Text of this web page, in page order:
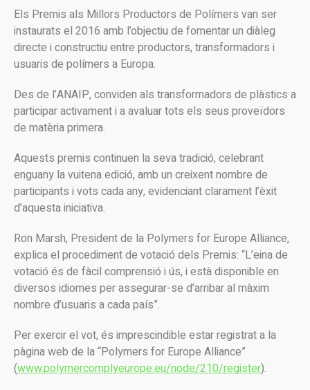
Els Premis als Millors Productors de Polímers van ser
instaurats el 2016 amb l’objectiu de fomentar un diàleg
directe i constructiu entre productors, transformadors i
usuaris de polímers a Europa.
Des de l’ANAIP, conviden als transformadors de plàstics a
participar activament i a avaluar tots els seus proveïdors
de matèria primera.
Aquests premis continuen la seva tradició, celebrant
enguany la vuitena edició, amb un creixent nombre de
participants i vots cada any, evidenciant clarament l’èxit
d’aquesta iniciativa.
Ron Marsh, President de la Polymers for Europe Alliance,
explica el procediment de votació dels Premis: “L’eina de
votació és de fàcil comprensió i ús, i està disponible en
diversos idiomes per assegurar-se d’arribar al màxim
nombre d’usuaris a cada país”.
Per exercir el vot, és imprescindible estar registrat a la
pàgina web de la “Polymers for Europe Alliance”
(www.polymercomplyeurope.eu/node/210/register).